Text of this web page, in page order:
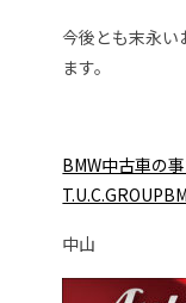
今後とも末永い
ます。
BMW中古車の
中山